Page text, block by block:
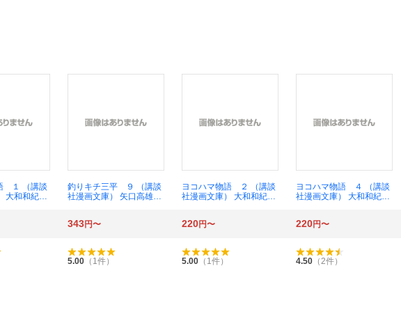
１ （講談
大和和紀／
釣りキチ三平 ９ （講談
社漫画文庫） 矢口高雄／
ヨコハマ物語 ２ （講談
社漫画文庫） 大和和紀／
ヨコハマ物語 ４ （講談
社漫画文庫） 大和和紀／
343円〜 220円〜 220円〜
5.00 （ 1件） 5.00 （ 1件） 4.50 （2件）